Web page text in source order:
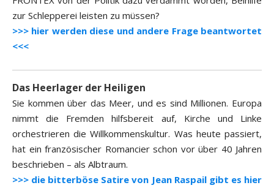
zur Schlepperei leisten zu müssen?
>>> hier werden diese und andere Frage beantwortet
<<<
Das Heerlager der Heiligen
Sie kommen über das Meer, und es sind Millionen. Europa
nimmt die Fremden hilfsbereit auf, Kirche und Linke
orchestrieren die Willkommenskultur. Was heute passiert,
hat ein französischer Romancier schon vor über 40 Jahren
beschrieben – als Albtraum.
>>> die bitterböse Satire von Jean Raspail gibt es hier